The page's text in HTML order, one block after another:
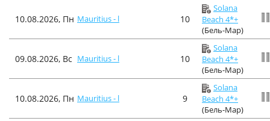
10.08.2026, Пн Mauritius - l 10
Solana
Beach 4*+
(Бель-Мар)
09.08.2026, Вс Mauritius - l 10
Solana
Beach 4*+
(Бель-Мар)
10.08.2026, Пн Mauritius - l 9
Solana
Beach 4*+
(Бель-Мар)